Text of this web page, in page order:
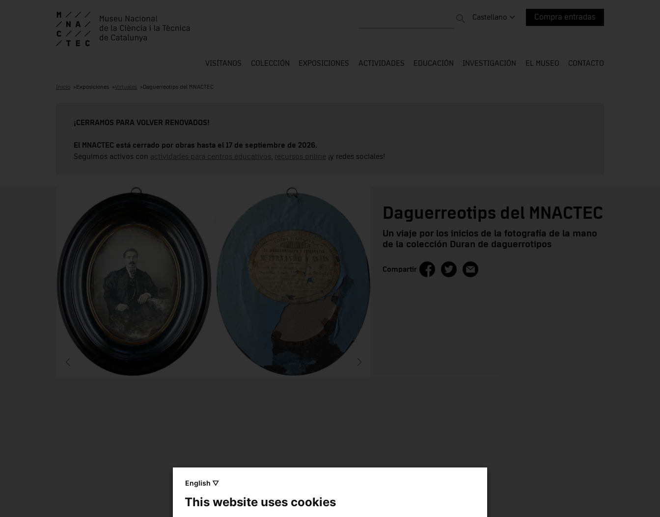
Cambiar idioma. Idioma actual:
Castellano Compra entradas
VISÍTANOS COLECCIÓN EXPOSICIONES ACTIVIDADES EDUCACIÓN INVESTIGACIÓN EL MUSEO CONTACTO
Inicio Exposiciones Virtuales Daguerreotips del MNACTEC
¡CERRAMOS PARA VOLVER RENOVADOS!
El MNACTEC está cerrado por obras hasta el 17 de septiembre de 2026.
Seguimos activos con actividades para centros educativos recursos online ¡y redes sociales!
Daguerreotips del MNACTEC
Un viaje por los inicios de la fotografía de la mano
de la colección Duran de daguerrotipos
Compartir
English ▽
This website uses cookies